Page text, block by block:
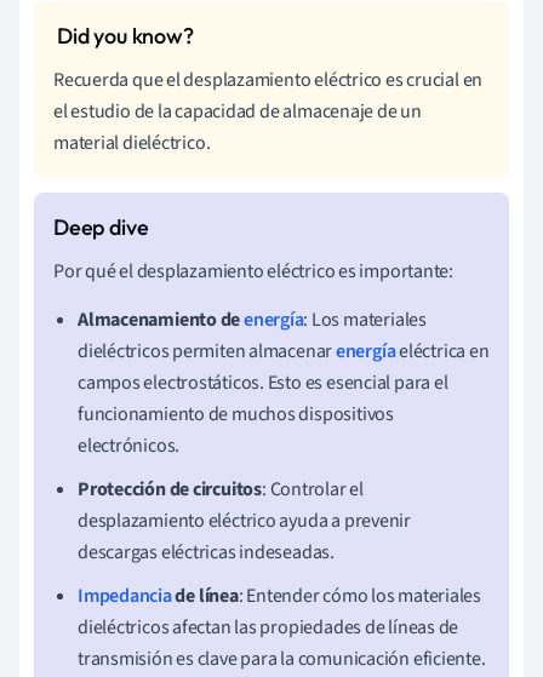
Recuerda que el desplazamiento eléctrico es crucial en
el estudio de la capacidad de almacenaje de un
material dieléctrico.
Por qué el desplazamiento eléctrico es importante:
Almacenamiento deenergía: Los materiales
dieléctricos permiten almacenarenergíaeléctrica en
campos electrostáticos. Esto es esencial para el
funcionamiento de muchos dispositivos
electrónicos.
Protección de circuitos: Controlar el
desplazamiento eléctrico ayuda a prevenir
descargas eléctricas indeseadas.
Impedanciade línea: Entender cómo los materiales
dieléctricos afectan las propiedades de líneas de
transmisión es clave para la comunicación eficiente.